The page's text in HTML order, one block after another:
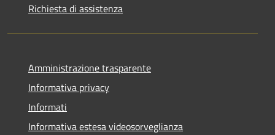
Richiesta di assistenza
Amministrazione trasparente
Informativa privacy
Informati
Informativa estesa videosorveglianza